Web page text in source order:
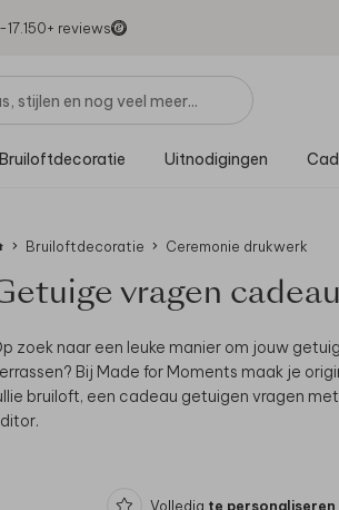
17.150+ reviews
Bruiloftdecoratie Uitnodigingen
Bruiloftdecoratie Ceremonie drukwerk
vragen cadeau
zoek naar een leuke manier om jouw
Bij Made for Moments maak je
bruiloft, een cadeau getuigen vragen
Volledig te personaliseren